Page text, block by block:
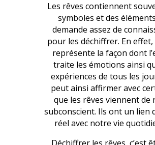
Les rêves contiennent
symboles et des
demande assez de
pour les déchiffrer. En effet,
représente la façon dont
traite les émotions ainsi
expériences de tous les
peut ainsi affirmer avec
que les rêves viennent de
subconscient. Ils ont un lien
réel avec notre vie